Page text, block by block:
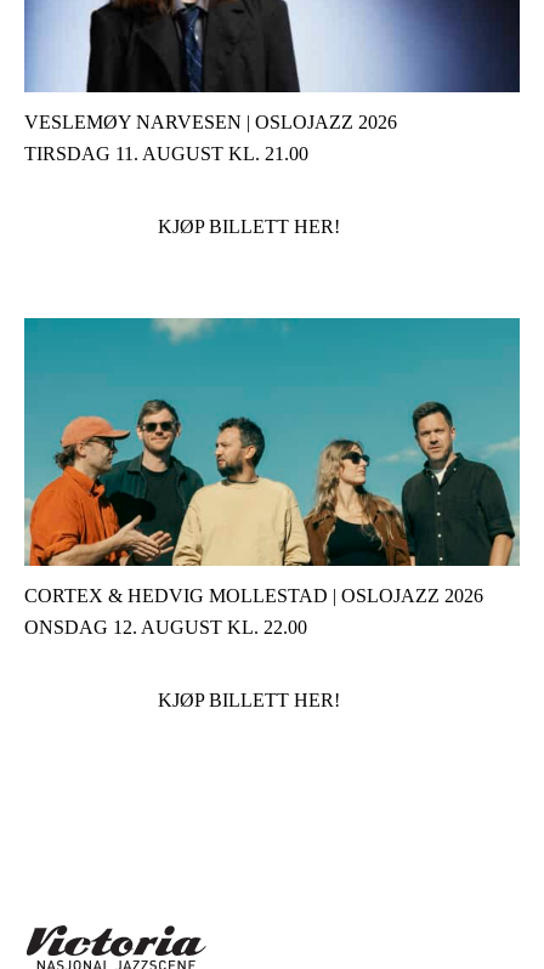
VESLEMØY NARVESEN | OSLOJAZZ 2026
TIRSDAG 11. AUGUST KL. 21.00
KJØP BILLETT HER!
CORTEX & HEDVIG MOLLESTAD | OSLOJAZZ 2026
ONSDAG 12. AUGUST KL. 22.00
KJØP BILLETT HER!